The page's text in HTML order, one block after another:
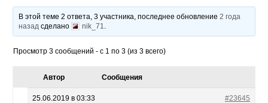
В этой теме 2 ответа, 3 участника, последнее обновление2 года
назад сделано nik_71
Просмотр 3 сообщений - с 1 по 3 (из 3 всего)
Автор Сообщения
25.06.2019 в 03:33 #23645